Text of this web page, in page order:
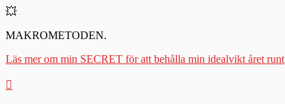
💥
MAKROMETODEN.
Läs mer om min SECRET för att behålla min idealvikt året runt